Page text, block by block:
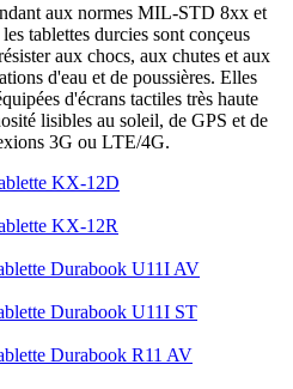
aux normes MIL-STD 8xx et
tablettes durcies sont conçeus
aux chocs, aux chutes et aux
d'eau et de poussières. Elles
d'écrans tactiles très haute
lisibles au soleil, de GPS et de
3G ou LTE/4G.
KX-12D
KX-12R
Durabook U11I AV
Durabook U11I ST
Durabook R11 AV